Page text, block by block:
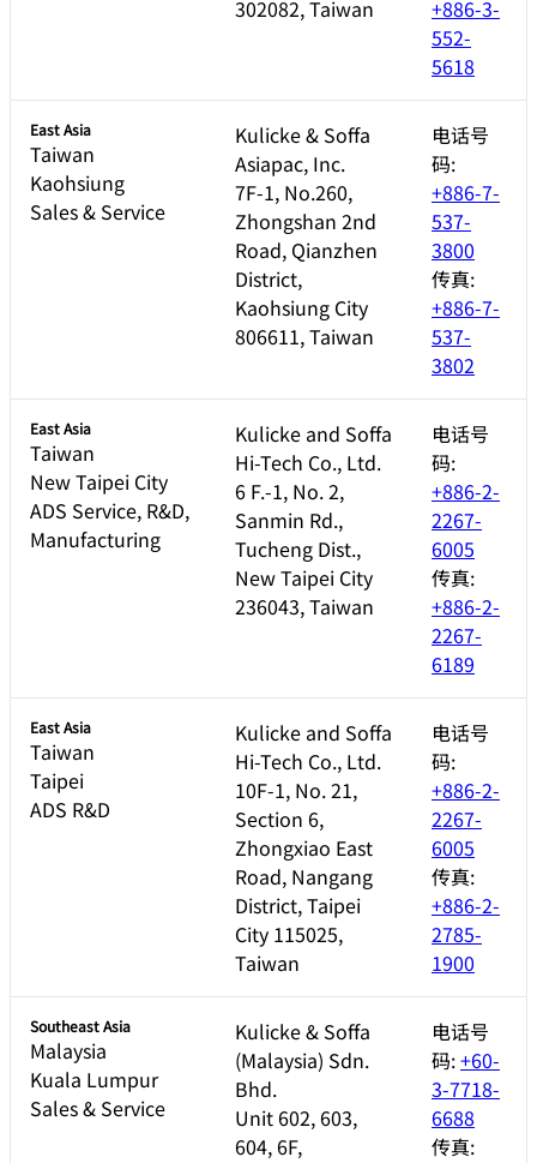
302082, Taiwan
+886-3-
552-
5618
East Asia
Taiwan
Kaohsiung
Sales & Service
Kulicke & Soffa
Asiapac, Inc.
7F-1, No.260,
Zhongshan 2nd
Road, Qianzhen
District,
Kaohsiung City
806611, Taiwan
电话号
码:
+886-7-
537-
3800
传真:
+886-7-
537-
3802
East Asia
Taiwan
New Taipei City
ADS Service, R&D,
Manufacturing
Kulicke and Soffa
Hi-Tech Co., Ltd.
6 F.-1, No. 2,
Sanmin Rd.,
Tucheng Dist.,
New Taipei City
236043, Taiwan
电话号
码:
+886-2-
2267-
6005
传真:
+886-2-
2267-
6189
East Asia
Taiwan
Taipei
ADS R&D
Kulicke and Soffa
Hi-Tech Co., Ltd.
10F-1, No. 21,
Section 6,
Zhongxiao East
Road, Nangang
District, Taipei
City 115025,
Taiwan
电话号
码:
+886-2-
2267-
6005
传真:
+886-2-
2785-
1900
Southeast Asia
Malaysia
Kuala Lumpur
Sales & Service
Kulicke & Soffa
(Malaysia) Sdn.
Bhd.
Unit 602, 603,
604, 6F,
电话号
码:+60-
3-7718-
6688
传真: